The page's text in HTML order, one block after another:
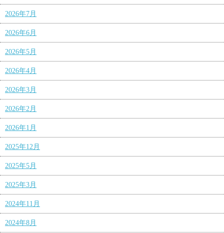
2026年7月
2026年6月
2026年5月
2026年4月
2026年3月
2026年2月
2026年1月
2025年12月
2025年5月
2025年3月
2024年11月
2024年8月